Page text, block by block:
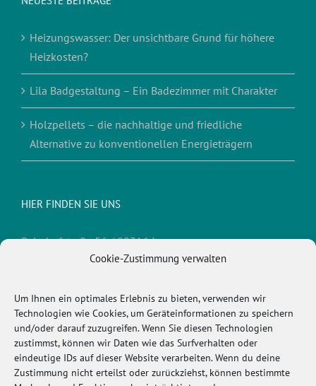
Cookie-Zustimmung verwalten
Um Ihnen ein optimales Erlebnis zu bieten, verwenden wir
Technologien wie Cookies, um Geräteinformationen zu speichern
und/oder darauf zuzugreifen. Wenn Sie diesen Technologien
zustimmst, können wir Daten wie das Surfverhalten oder
eindeutige IDs auf dieser Website verarbeiten. Wenn du deine
Zustimmung nicht erteilst oder zurückziehst, können bestimmte
Heizungswasser: Der unsichtbare Grund für höhere
Heizkosten?
Lila Badgestaltung – Ein Badezimmer mit Charakter
Holzpellets – die nachhaltige und friedliche
Alternative zu konventionellen Energieträgern
HIER FINDEN SIE UNS
Bahnhofstraße 56 / 88316 Isny
0 75 62/93 10 1
E-Mail: info@kimmerle-isny.de
WICHTIGES